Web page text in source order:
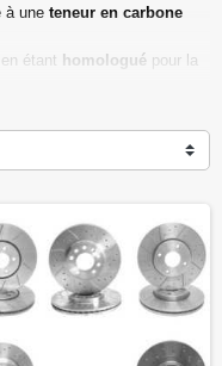
à une teneur en carbone
étant homologué pour la